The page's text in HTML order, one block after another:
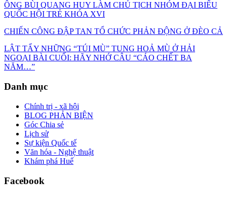
ÔNG BÙI QUANG HUY LÀM CHỦ TỊCH NHÓM ĐẠI BIỂU
QUỐC HỘI TRẺ KHÓA XVI
CHIẾN CÔNG ĐẬP TAN TỔ CHỨC PHẢN ĐỘNG Ở ĐÈO CẢ
LẬT TẨY NHỮNG “TÚI MÙ” TUNG HOẢ MÙ Ở HẢI
NGOẠI BÀI CUỐI: HÃY NHỚ CÂU “CÁO CHẾT BA
NĂM…”
Danh mục
Chính trị - xã hội
BLOG PHẢN BIỆN
Góc Chia sẻ
Lịch sử
Sự kiện Quốc tế
Văn hóa - Nghệ thuật
Khám phá Huế
Facebook